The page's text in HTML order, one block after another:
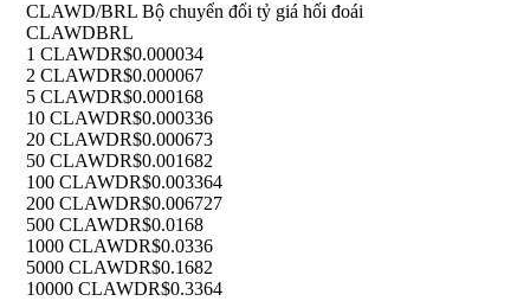
CLAWD/BRL Bộ chuyển đổi tỷ giá hối đoái
CLAWDBRL
1 CLAWDR$0.000034
2 CLAWDR$0.000067
5 CLAWDR$0.000168
10 CLAWDR$0.000336
20 CLAWDR$0.000673
50 CLAWDR$0.001682
100 CLAWDR$0.003364
200 CLAWDR$0.006727
500 CLAWDR$0.0168
1000 CLAWDR$0.0336
5000 CLAWDR$0.1682
10000 CLAWDR$0.3364